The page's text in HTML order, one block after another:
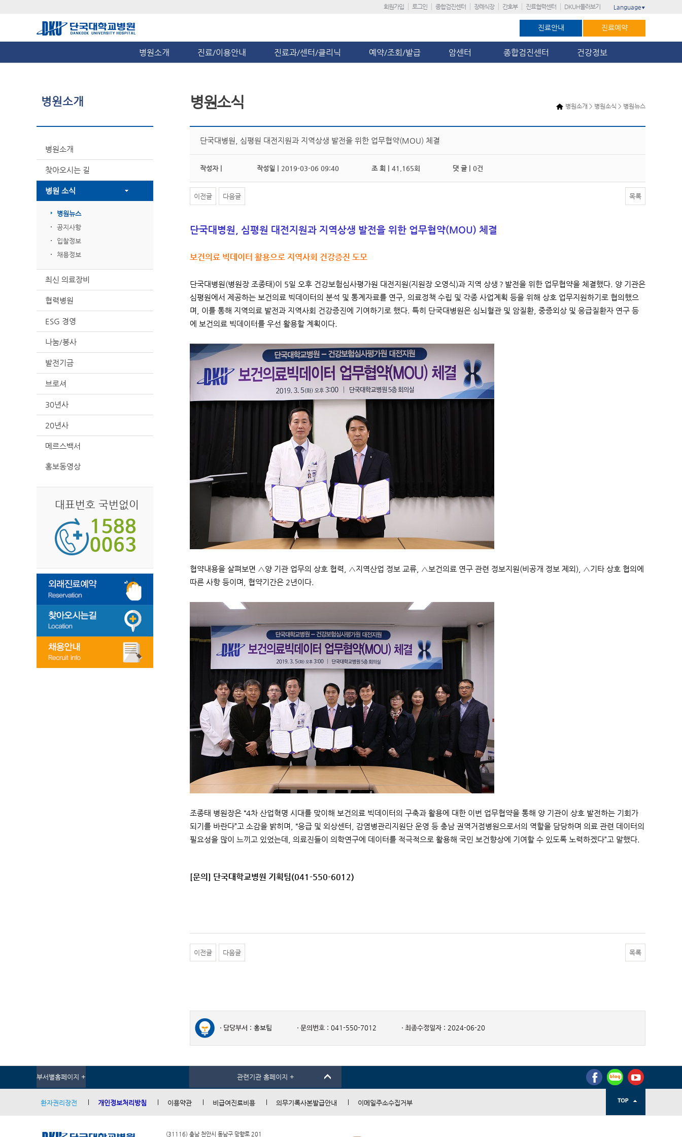
회원가입 로그인 종합검진센터 장례식장 간호부 진료협력센터 DKUH둘러보기 Language ▼
진료안내 진료예약
병원소개 진료/이용안내 진료과/센터/클리닉 예약/조회/발급 암센터 종합검진센터 건강정보
병원소개
병원소개
찾아오시는 길
병원 소식
병원뉴스
공지사항
입찰정보
채용정보
최신 의료장비
협력병원
ESG 경영
나눔/봉사
발전기금
브로셔
30년사
20년사
메르스백서
홍보동영상
대표번호 국번없이
병원소개 > 병원소식 > 병원뉴스
병원소식
단국대병원, 심평원 대전지원과 지역상생 발전을 위한 업무협약(MOU) 체결
작성자 | 작성일 | 2019-03-06 09:40 조 회 | 41,165회 댓 글 | 0건
이전글 다음글 목록
단국대병원, 심평원 대전지원과 지역상생 발전을 위한 업무협약(MOU) 체결
보건의료 빅데이터 활용으로 지역사회 건강증진 도모
단국대병원(병원장 조종태)이 5일 오후 건강보험심사평가원 대전지원(지원장 오영식)과 지역 상생？발전을 위한 업무협약을 체결했다. 양 기관은
심평원에서 제공하는 보건의료 빅데이터의 분석 및 통계자료를 연구, 의료정책 수립 및 각종 사업계획 등을 위해 상호 업무지원하기로 협의했으
며, 이를 통해 지역의료 발전과 지역사회 건강증진에 기여하기로 했다. 특히 단국대병원은 심뇌혈관 및 암질환, 중증외상 및 응급질환자 연구 등
에 보건의료 빅데이터를 우선 활용할 계획이다.
협약내용을 살펴보면 △양 기관 업무의 상호 협력, △지역산업 정보 교류, △보건의료 연구 관련 정보지원(비공개 정보 제외), △기타 상호 협의에
따른 사항 등이며, 협약기간은 2년이다.
조종태 병원장은 “4차 산업혁명 시대를 맞이해 보건의료 빅데이터의 구축과 활용에 대한 이번 업무협약을 통해 양 기관이 상호 발전하는 기회가
되기를 바란다”고 소감을 밝히며, “응급 및 외상센터, 감염병관리지원단 운영 등 충남 권역거점병원으로서의 역할을 담당하며 의료 관련 데이터의
필요성을 많이 느끼고 있었는데, 의료진들이 의학연구에 데이터를 적극적으로 활용해 국민 보건향상에 기여할 수 있도록 노력하겠다”고 말했다.
[문의] 단국대학교병원 기획팀(041-550-6012)
이전글 다음글 목록
담당부서 : 홍보팀 문의번호 : 041-550-7012 최종수정일자 : 2024-06-20
부서별홈페이지 + 관련기관 홈페이지 +
환자권리장전 개인정보처리방침 이용약관 비급여진료비용 의무기록사본발급안내 이메일주소수집거부
(31116) 충남 천안시 동남구 망향로 201